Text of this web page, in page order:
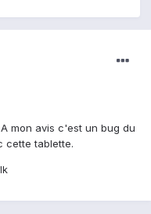
mon avis c'est un bug du
cette tablette.